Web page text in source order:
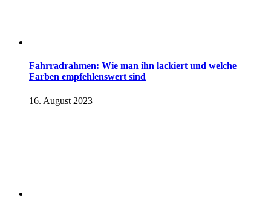
Fahrradrahmen: Wie man ihn lackiert und welche
Farben empfehlenswert sind
16. August 2023